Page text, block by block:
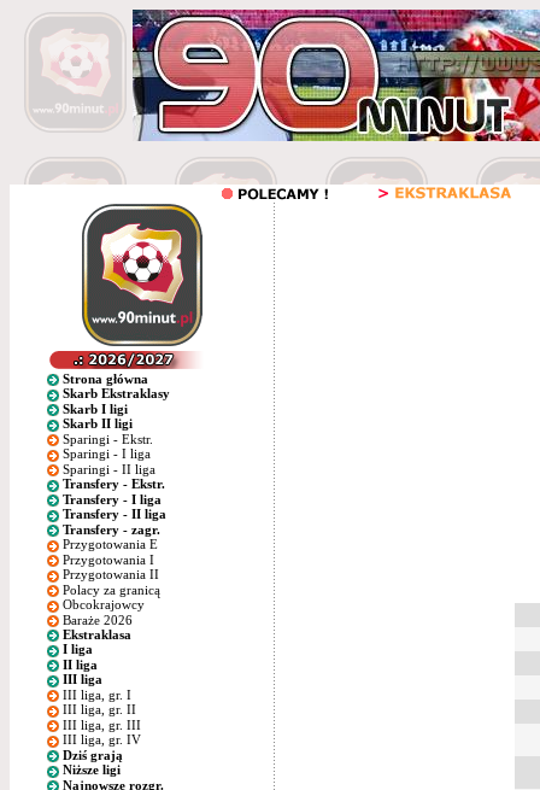
Strona główna
Skarb Ekstraklasy
Skarb I ligi
Skarb II ligi
Sparingi - Ekstr.
Sparingi - I liga
Sparingi - II liga
Transfery - Ekstr.
Transfery - I liga
Transfery - II liga
Transfery - zagr.
Przygotowania E
Przygotowania I
Przygotowania II
Polacy za granicą
Obcokrajowcy
Baraże 2026
Ekstraklasa
I liga
II liga
III liga
III liga, gr. I
III liga, gr. II
III liga, gr. III
III liga, gr. IV
Dziś grają
Niższe ligi
Najnowsze rozgr.